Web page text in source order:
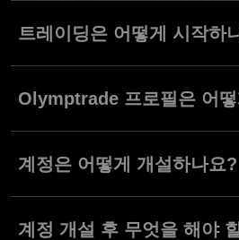
트레이딩은 어떻게 시작하
를 입금하세요. 그 다음, 트레이딩 도구
확인하세요.
Olymptrade 프로필은 어
메인 메뉴에서 도움말 고객 지원으로
요. 인증을 요청하는 메시지를 전송한
요.
계정은 어떻게 개설하나요?
서 가입 버튼을 누르면 됩니다.
계정 개설 후 무엇을 해야